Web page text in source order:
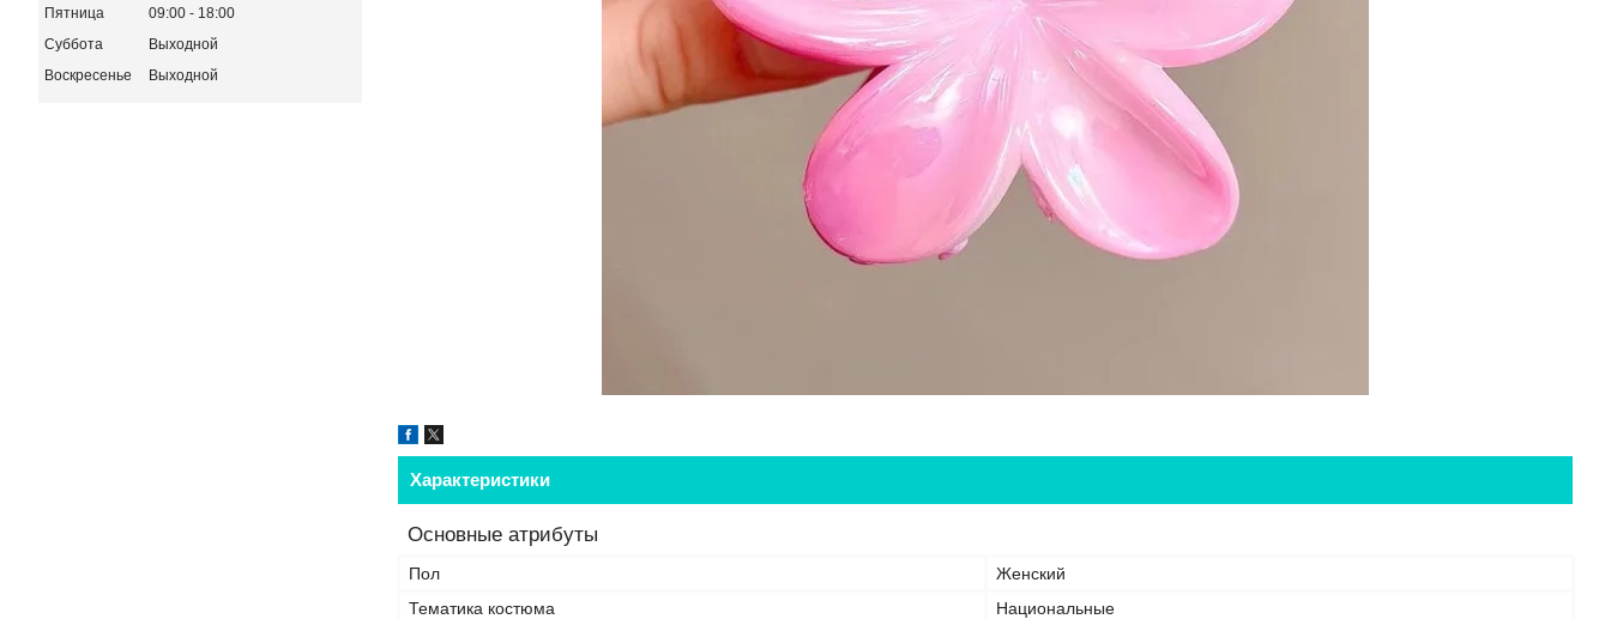
Характеристики
Основные атрибуты
Пол
Женский
Тематика костюма
Национальные
Пятница
09:00
18:00
Суббота
Выходной
Воскресенье
Выходной